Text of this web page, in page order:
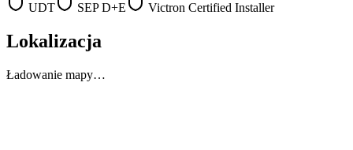
UDT SEP D+E Victron Certified Installer
Lokalizacja
Ładowanie mapy…